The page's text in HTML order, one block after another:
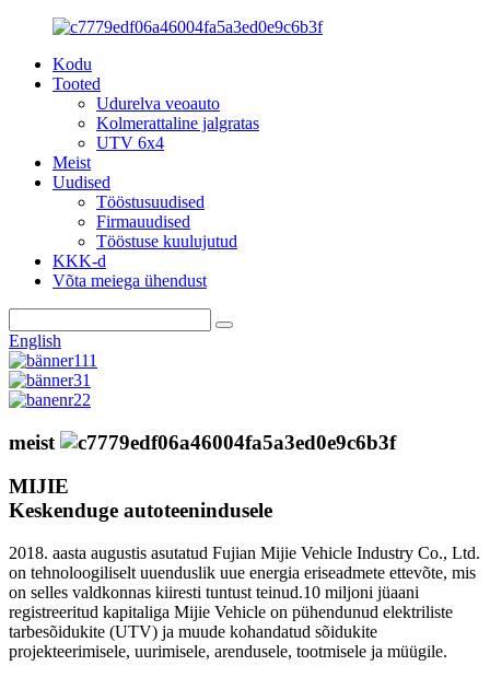
Kodu
Tooted
Udurelva veoauto
Kolmerattaline jalgratas
UTV 6x4
Meist
Uudised
Tööstusuudised
Firmauudised
Tööstuse kuulujutud
KKK-d
Võta meiega ühendust
English
meist
MIJIE
Keskenduge autoteenindusele
2018. aasta augustis asutatud Fujian Mijie Vehicle Industry Co., Ltd.
on tehnoloogiliselt uuenduslik uue energia eriseadmete ettevõte, mis
on selles valdkonnas kiiresti tuntust teinud.10 miljoni jüaani
registreeritud kapitaliga Mijie Vehicle on pühendunud elektriliste
tarbesõidukite (UTV) ja muude kohandatud sõidukite
projekteerimisele, uurimisele, arendusele, tootmisele ja müügile.